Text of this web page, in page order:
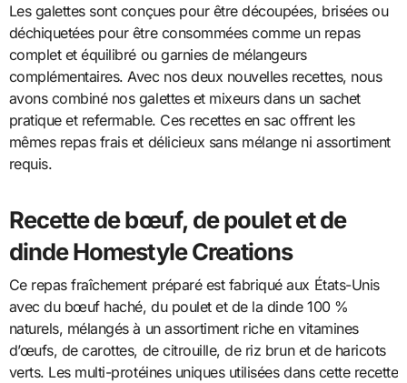
Les galettes sont conçues pour être découpées, brisées ou
déchiquetées pour être consommées comme un repas
complet et équilibré ou garnies de mélangeurs
complémentaires. Avec nos deux nouvelles recettes, nous
avons combiné nos galettes et mixeurs dans un sachet
pratique et refermable. Ces recettes en sac offrent les
mêmes repas frais et délicieux sans mélange ni assortiment
requis.
Recette de bœuf, de poulet et de
dinde Homestyle Creations
Ce repas fraîchement préparé est fabriqué aux États-Unis
avec du bœuf haché, du poulet et de la dinde 100 %
naturels, mélangés à un assortiment riche en vitamines
d’œufs, de carottes, de citrouille, de riz brun et de haricots
verts. Les multi-protéines uniques utilisées dans cette recette